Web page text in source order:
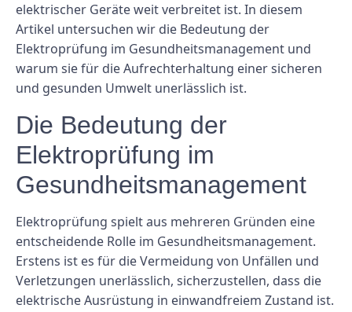
elektrischer Geräte weit verbreitet ist. In diesem
Artikel untersuchen wir die Bedeutung der
Elektroprüfung im Gesundheitsmanagement und
warum sie für die Aufrechterhaltung einer sicheren
und gesunden Umwelt unerlässlich ist.
Die Bedeutung der
Elektroprüfung im
Gesundheitsmanagement
Elektroprüfung spielt aus mehreren Gründen eine
entscheidende Rolle im Gesundheitsmanagement.
Erstens ist es für die Vermeidung von Unfällen und
Verletzungen unerlässlich, sicherzustellen, dass die
elektrische Ausrüstung in einwandfreiem Zustand ist.